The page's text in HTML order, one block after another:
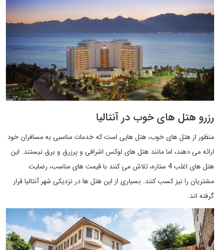
رزرو هتل های خوب در آنتالیا
منظور از هتل های خوب، هتل هایی است که خدمات مناسبی به مسافران خود
ارائه می دهند، اما مانند هتل های لوکس اشرافی و پرزرق و برق نیستند. این
هتل های اغلب 4 ستاره، تلاش می کنند با قیمت های مناسب، رضایت
مشتریان را نیز کسب کنند. بسیاری از این هتل ها در نزدیکی شهر آنتالیا قرار
گرفته اند.